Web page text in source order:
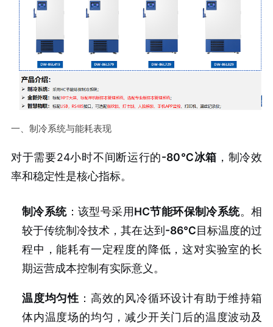
一、制冷系统与能耗表现
对于需要24小时不间断运行的-80℃冰箱 ，制冷效
率和稳定性是核心指标。
制冷系统：该型号采用HC节能环保制冷系统。相
较于传统制冷技术，其在达到 -86℃目标温度的过
程中，能耗有一定程度的降低，这对实验室的长
期运营成本控制有实际意义。
温度均匀性 ：高效的风冷循环设计有助于维持箱
体内温度场的均匀，减少开关门后的温度波动及